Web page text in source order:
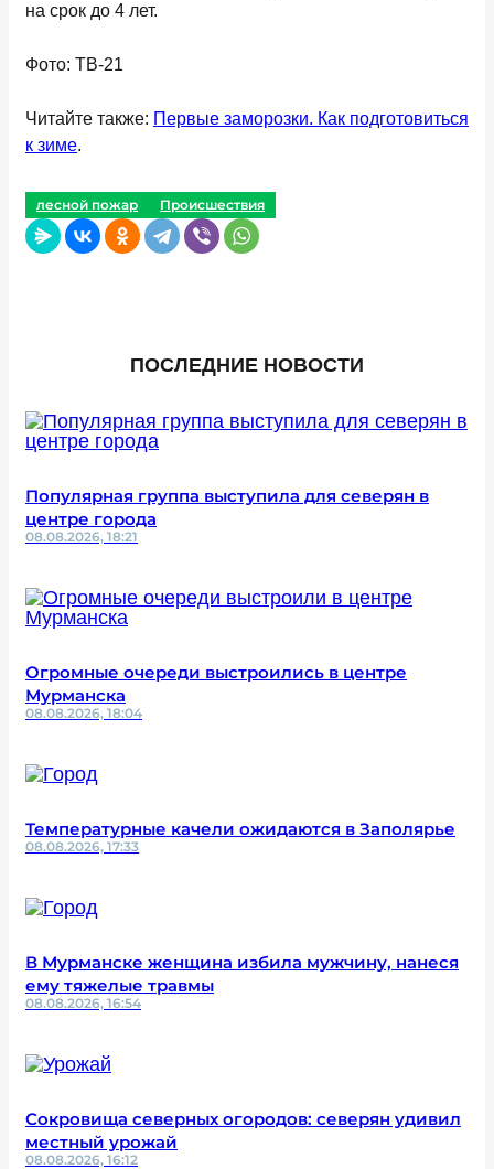
на срок до 4 лет.
Фото: ТВ-21
Читайте также: Первые заморозки. Как подготовиться
к зиме.
лесной пожар Происшествия
ПОСЛЕДНИЕ НОВОСТИ
Популярная группа выступила для северян в
центре города
08.08.2026, 18:21
Огромные очереди выстроились в центре
Мурманска
08.08.2026, 18:04
Температурные качели ожидаются в Заполярье
08.08.2026, 17:33
В Мурманске женщина избила мужчину, нанеся
ему тяжелые травмы
08.08.2026, 16:54
Сокровища северных огородов: северян удивил
местный урожай
08.08.2026, 16:12